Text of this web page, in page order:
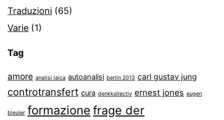
Traduzioni (65)
Varie (1)
Tag
amore analisi laica autoanalisi berlin 2013 carl gustav jung
controtransfert cura denkkollectiv ernest jones eugen
bleuler formazione frage der